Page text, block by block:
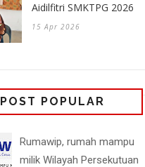
Aidilfitri SMKTPG 2026
15 Apr 2026
POST POPULAR
Rumawip, rumah mampu
milik Wilayah Persekutuan